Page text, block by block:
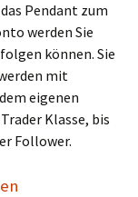
Pendant zum
werden Sie
können. Sie
mit
eigenen
Klasse, bis
Follower.